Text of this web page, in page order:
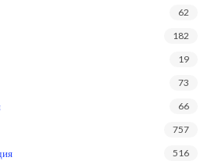
62
182
19
73
66
757
516